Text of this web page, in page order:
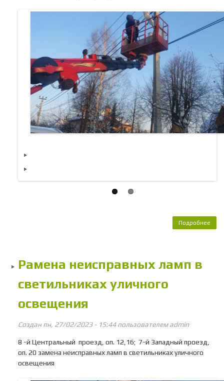
Подробнее
Pамена неисправных ламп в
светильниках уличного
освещения
Создан пн, 27/02/2023 - 15:44 пользователемadmin
8 -й Центральный проезд, оп. 12,16; 7-й Западный проезд,
оп. 20 замена неисправных ламп в светильниках уличного
освещения